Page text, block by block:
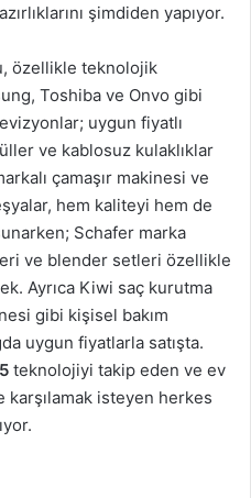
şimdiden yapıyor.
özellikle teknolojik
Toshiba ve Onvo gibi
uygun fiyatlı
ve kablosuz kulaklıklar
çamaşır makinesi ve
hem kaliteyi hem de
Schafer marka
ve blender setleri özellikle
Ayrıca Kiwi saç kurutma
gibi kişisel bakım
uygun fiyatlarla satışta.
teknolojiyi takip eden ve ev
karşılamak isteyen herkes